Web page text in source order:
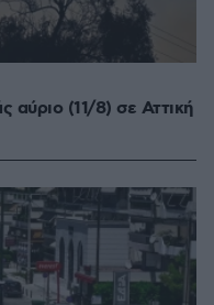
αύριο (11/8) σε Αττική